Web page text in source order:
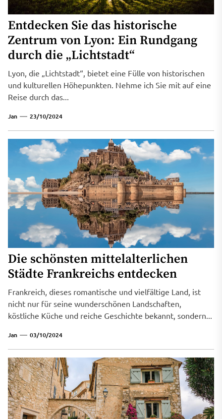
Entdecken Sie das historische
Zentrum von Lyon: Ein Rundgang
durch die „Lichtstadt“
Lyon, die „Lichtstadt“, bietet eine Fülle von historischen
und kulturellen Höhepunkten. Nehme ich Sie mit auf eine
Reise durch das...
Jan 23/10/2024
Die schönsten mittelalterlichen
Städte Frankreichs entdecken
Frankreich, dieses romantische und vielfältige Land, ist
nicht nur für seine wunderschönen Landschaften,
köstliche Küche und reiche Geschichte bekannt, sondern...
Jan 03/10/2024